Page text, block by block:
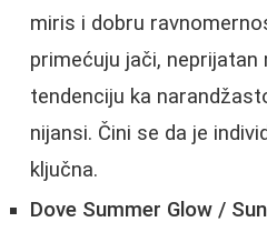
miris i dobru
primećuju jači,
tendenciju ka
nijansi. Čini se da je
ključna.
Dove Summer Glow /